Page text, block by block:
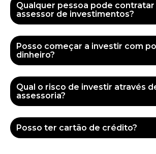
Qualquer pessoa pode contratar
assessor de investimentos?
Posso começar a investir com
dinheiro?
Qual o risco de investir através
assessoria?
Posso ter cartão de crédito?